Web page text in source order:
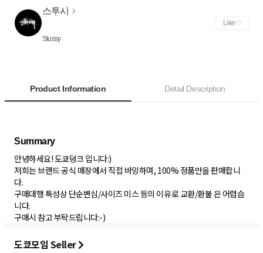
스투시
Stussy
Like
Product Information Detail Description
Summary
안녕하세요! 도쿄덩크 입니다:)
저희는 브랜드 공식 매장에서 직접 바잉하며, 100% 정품만을 판매합니
다.
구매대행 특성상 단순변심/사이즈 미스 등의 이유로 교환/환불 은 어렵습
니다.
구매시 참고 부탁드립니다:-)
도쿄모임 Seller